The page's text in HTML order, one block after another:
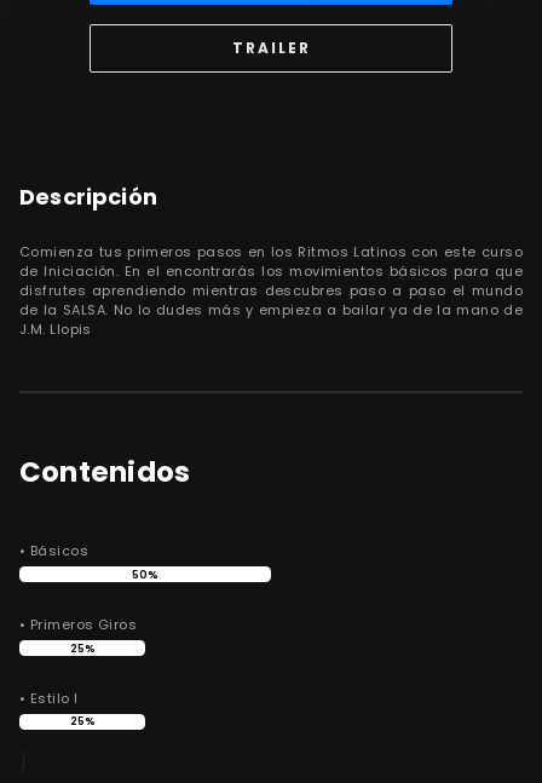
TRAILER
Descripción
Comienza tus primeros pasos en los Ritmos Latinos con este curso
de Iniciación. En el encontrarás los movimientos básicos para que
disfrutes aprendiendo mientras descubres paso a paso el mundo
de la SALSA. No lo dudes más y empieza a bailar ya de la mano de
J.M. Llopis
Contenidos
• Básicos
50%
• Primeros Giros
25%
• Estilo I
25%